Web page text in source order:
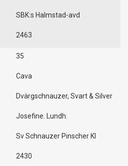
SBK:s Halmstad-avd
2463
35
Cava
Dvärgschnauzer, Svart & Silver
Josefine. Lundh.
Sv Schnauzer Pinscher Kl
2430